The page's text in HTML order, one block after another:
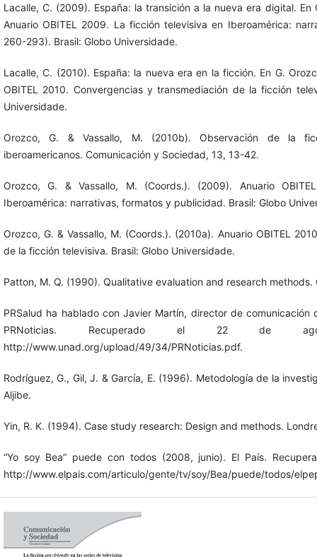
Lacalle, C. (2009). España: la transición a la nueva era digital. En
Anuario OBITEL 2009. La ficción televisiva en Iberoamérica:
260-293). Brasil: Globo Universidade.
Lacalle, C. (2010). España: la nueva era en la ficción. En G.
OBITEL 2010. Convergencias y transmediación de la ficción
Universidade.
Orozco, G. & Vassallo, M. (2010b). Observación de la
iberoamericanos. Comunicación y Sociedad, 13, 13-42.
Orozco, G. & Vassallo, M. (Coords.). (2009). Anuario
Iberoamérica: narrativas, formatos y publicidad. Brasil: Globo
Orozco, G. & Vassallo, M. (Coords.). (2010a). Anuario OBITEL
de la ficción televisiva. Brasil: Globo Universidade.
Patton, M. Q. (1990). Qualitative evaluation and research methods.
PRSalud ha hablado con Javier Martín, director de
PRNoticias. Recuperado el 22 de
http://www.unad.org/upload/49/34/PRNoticias.pdf.
Rodríguez, G., Gil, J. & García, E. (1996). Metodología de la
Aljibe.
Yin, R. K. (1994). Case study research: Design and methods.
“Yo soy Bea” puede con todos (2008, junio). El País.
http://www.elpais.com/articulo/gente/tv/soy/Bea/puede/todos/